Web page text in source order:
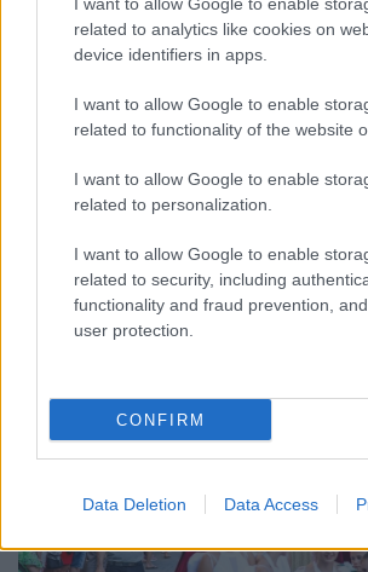
related to analytics like cookies on
device identifiers in apps.
I want to allow Google to enable
related to functionality of the website
I want to allow Google to enable
related to personalization.
I want to allow Google to enable
related to security, including
functionality and fraud prevention,
user protection.
CONFIRM
Data Deletion Data Access
A GYŐRI AUDI ETO KC PÉNTEKI
MÉRKŐZÉSE
Az energiaellátás tehermentesítése
előrébb hozták a Brest Bretagne Handball